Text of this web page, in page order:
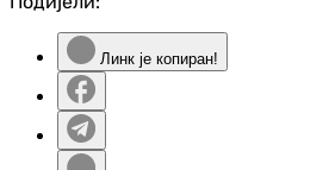
Линк је копиран!